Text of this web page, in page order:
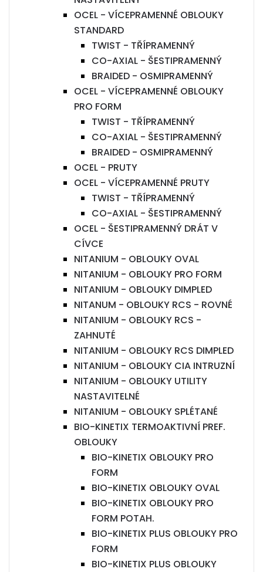
OCEL - VÍCEPRAMENNÉ OBLOUKY
STANDARD
TWIST - TŘÍPRAMENNÝ
CO-AXIAL - ŠESTIPRAMENNÝ
BRAIDED - OSMIPRAMENNÝ
OCEL - VÍCEPRAMENNÉ OBLOUKY
PRO FORM
TWIST - TŘÍPRAMENNÝ
CO-AXIAL - ŠESTIPRAMENNÝ
BRAIDED - OSMIPRAMENNÝ
OCEL - PRUTY
OCEL - VÍCEPRAMENNÉ PRUTY
TWIST - TŘÍPRAMENNÝ
CO-AXIAL - ŠESTIPRAMENNÝ
OCEL - ŠESTIPRAMENNÝ DRÁT V
CÍVCE
NITANIUM - OBLOUKY OVAL
NITANIUM - OBLOUKY PRO FORM
NITANIUM - OBLOUKY DIMPLED
NITANUM - OBLOUKY RCS - ROVNÉ
NITANIUM - OBLOUKY RCS -
ZAHNUTÉ
NITANIUM - OBLOUKY RCS DIMPLED
NITANIUM - OBLOUKY CIA INTRUZNÍ
NITANIUM - OBLOUKY UTILITY
NASTAVITELNÉ
NITANIUM - OBLOUKY SPLÉTANÉ
BIO-KINETIX TERMOAKTIVNÍ PREF.
OBLOUKY
BIO-KINETIX OBLOUKY PRO
FORM
BIO-KINETIX OBLOUKY OVAL
BIO-KINETIX OBLOUKY PRO
FORM POTAH.
BIO-KINETIX PLUS OBLOUKY PRO
FORM
BIO-KINETIX PLUS OBLOUKY